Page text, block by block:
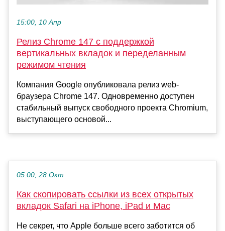
15:00, 10 Апр
Релиз Chrome 147 с поддержкой
вертикальных вкладок и переделанным
режимом чтения
Компания Google опубликовала релиз web-
браузера Chrome 147. Одновременно доступен
стабильный выпуск свободного проекта Chromium,
выступающего основой...
05:00, 28 Окт
Как скопировать ссылки из всех открытых
вкладок Safari на iPhone, iPad и Mac
Не секрет, что Apple больше всего заботится об